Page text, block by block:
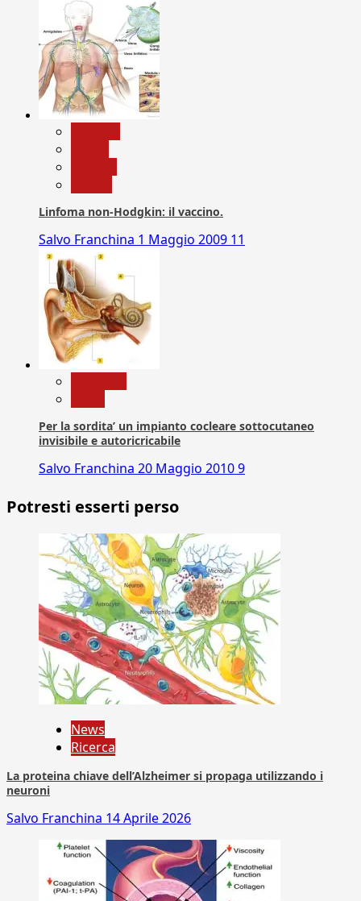
Linfoma non-Hodgkin: il vaccino.
Salvo Franchina 1 Maggio 2009 11
Per la sordita’ un impianto cocleare sottocutaneo
invisibile e autoricricabile
Salvo Franchina 20 Maggio 20109
Potresti esserti perso
News
Ricerca
La proteina chiave dell’Alzheimer si propaga utilizzando i
neuroni
Salvo Franchina 14 Aprile 2026